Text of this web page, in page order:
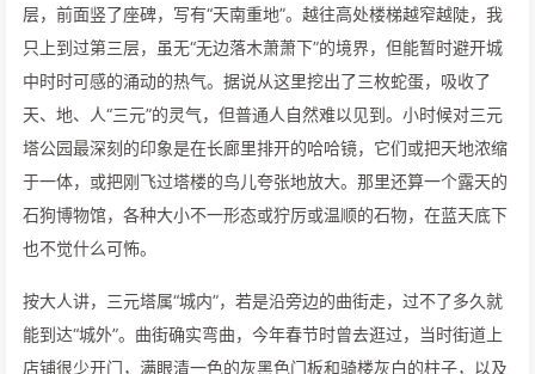
层，前面竖了座碑，写有“天南重地”。越往高处楼梯越窄越陡，我
只上到过第三层，虽无“无边落木萧萧下”的境界，但能暂时避开城
中时时可感的涌动的热气。据说从这里挖出了三枚蛇蛋，吸收了
天、地、人“三元”的灵气，但普通人自然难以见到。小时候对三元
塔公园最深刻的印象是在长廊里排开的哈哈镜，它们或把天地浓缩
于一体，或把刚飞过塔楼的鸟儿夸张地放大。那里还算一个露天的
石狗博物馆，各种大小不一形态或狞厉或温顺的石物，在蓝天底下
也不觉什么可怖。
按大人讲，三元塔属“城内”，若是沿旁边的曲街走，过不了多久就
能到达“城外”。曲街确实弯曲，今年春节时曾去逛过，当时街道上
店铺很少开门，满眼清一色的灰黑色门板和骑楼灰白的柱子，以及